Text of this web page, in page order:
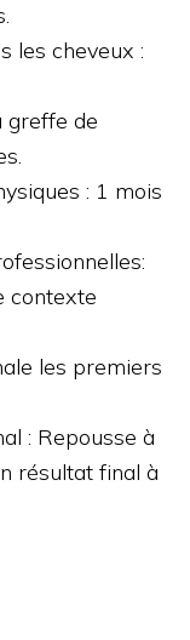
les cheveux :
greffe de
: 1 mois
contexte
les premiers
: Repousse à
résultat final à